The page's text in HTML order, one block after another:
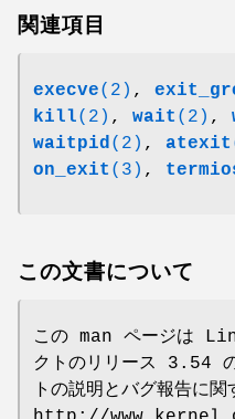
関連項目
execve(2) ,
kill(2) , wait (2) ,
waitpid(2) , atexit
on_exit (3) ,
この文書について
この man ページは
クトのリリース 3.54
トの説明とバグ報告に関